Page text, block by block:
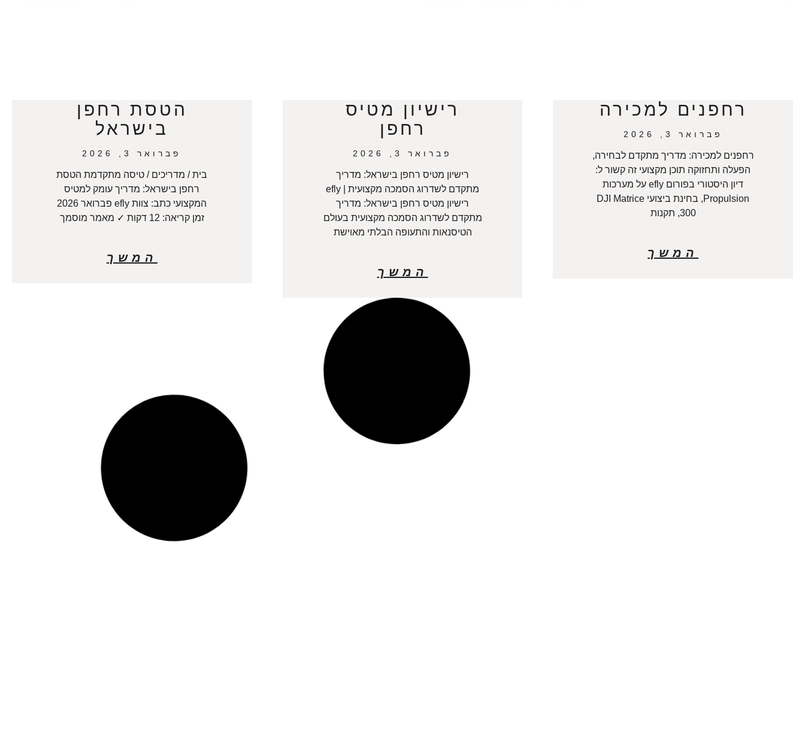
רחפנים למכירה
פברואר 3, 2026
רחפנים למכירה: מדריך מתקדם לבחירה,
הפעלה ותחזוקה תוכן מקצועי זה קשור ל:
דיון היסטורי בפורום efly על מערכות
Propulsion, בחינת ביצועי DJI Matrice
300, תקנות
המשך
רישיון מטיס
רחפן
פברואר 3, 2026
רישיון מטיס רחפן בישראל: מדריך
מתקדם לשדרוג הסמכה מקצועית | efly
רישיון מטיס רחפן בישראל: מדריך
מתקדם לשדרוג הסמכה מקצועית בעולם
הטיסנאות והתעופה הבלתי מאוישת
המשך
הטסת רחפן
בישראל
פברואר 3, 2026
בית / מדריכים / טיסה מתקדמת הטסת
רחפן בישראל: מדריך עומק למטיס
המקצועי כתב: צוות efly פברואר 2026
זמן קריאה: 12 דקות ✓ מאמר מוסמך
המשך